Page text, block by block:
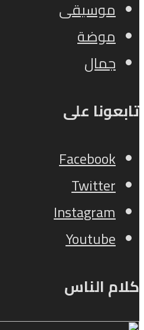
موسيقى
موضة
جمال
تابعونا على
Facebook
Twitter
Instagram
Youtube
كلام الناس